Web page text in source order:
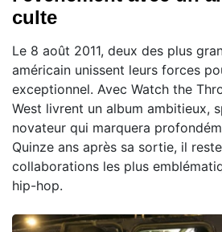
culte
Le 8 août 2011, deux des plus
américain unissent leurs forces
exceptionnel. Avec Watch the
West livrent un album ambitieux,
novateur qui marquera
Quinze ans après sa sortie, il
collaborations les plus
hip-hop.